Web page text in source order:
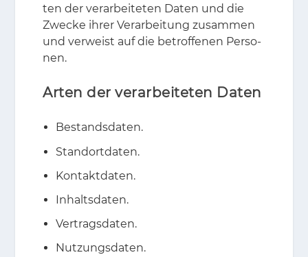
ten der ver­ar­bei­te­ten Da­ten und die
Zwe­cke ih­rer Ver­ar­bei­tung zu­sam­men
und ver­weist auf die be­trof­fe­nen Per­so­
nen.
Arten der verarbeiteten Daten
Bestandsdaten.
Standortdaten.
Kontaktdaten.
Inhaltsdaten.
Vertragsdaten.
Nutzungsdaten.